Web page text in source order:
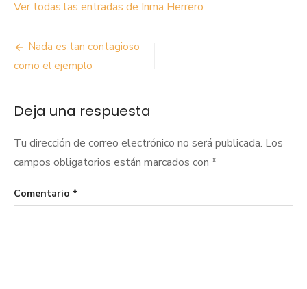
Ver todas las entradas de Inma Herrero
Navegación
de
Nada es tan contagioso
como el ejemplo
Deja una respuesta
Tu dirección de correo electrónico no será publicada. Los
campos obligatorios están marcados con *
Comentario *